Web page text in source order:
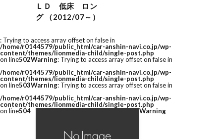
ＬＤ 低床 ロン
グ （2012/07～）
: Trying to access array offset on false in
/home/r0144579/public_html/car-anshin-navi.co.jp/wp-
content/themes/lionmedia-child/single-post.php
on line502Warning: Trying to access array offset on false in
/home/r0144579/public_html/car-anshin-navi.co.jp/wp-
content/themes/lionmedia-child/single-post.php
on line503Warning: Trying to access array offset on false in
/home/r0144579/public_html/car-anshin-navi.co.jp/wp-
content/themes/lionmedia-child/single-post.php
on line504 Warning